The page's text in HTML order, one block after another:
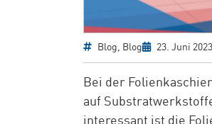
Blog, Blog 23. Juni 2023
Bei der
auf
interessant ist die